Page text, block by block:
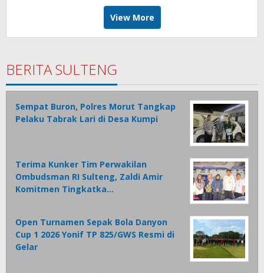
View More
BERITA SULTENG
Sempat Buron, Polres Morut Tangkap
Pelaku Tabrak Lari di Desa Kumpi
Terima Kunker Tim Perwakilan
Ombudsman RI Sulteng, Zaldi Amir
Komitmen Tingkatka…
Open Turnamen Sepak Bola Danyon
Cup 1 2026 Yonif TP 825/GWS Resmi di
Gelar